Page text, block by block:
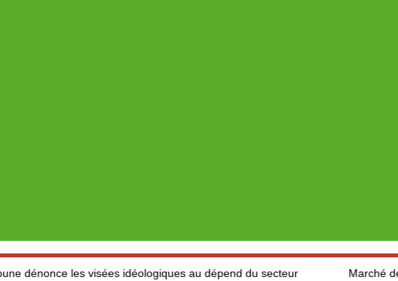
visées idéologiques au dépend du secteur Marché des fruits est